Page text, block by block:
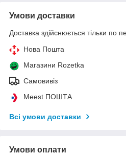
Умови доставки
Доставка здійснюється тільки по
Нова Пошта
Магазини Rozetka
Самовивіз
Meest ПОШТА
Всі умови доставки
Умови оплати